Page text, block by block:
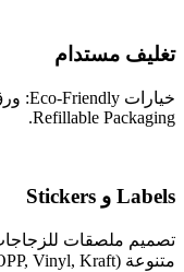
تغليف مستدام
Refillable Packaging.
Labels و Stickers
تصميم ملصقات للزجاجات،
متنوعة (BOPP, Vinyl, Kraft).